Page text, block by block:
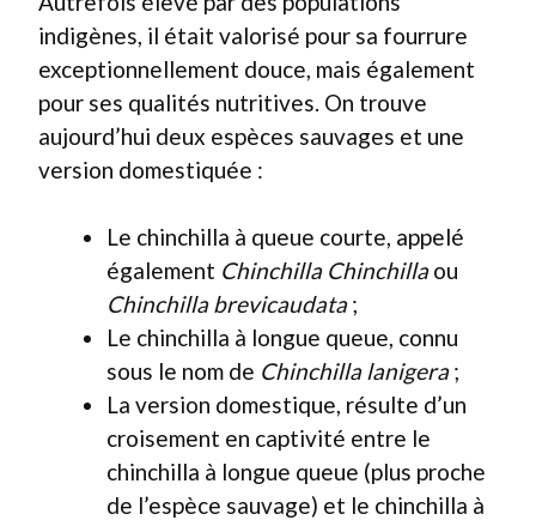
indigènes, il était valorisé pour sa fourrure
exceptionnellement douce, mais également
pour ses qualités nutritives. On trouve
aujourd’hui deux espèces sauvages et une
version domestiquée :
Le chinchilla à queue courte, appelé
également Chinchilla Chinchillaou
Chinchilla brevicaudata;
Le chinchilla à longue queue, connu
sous le nom de Chinchilla lanigera;
La version domestique, résulte d’un
croisement en captivité entre le
chinchilla à longue queue (plus proche
de l’espèce sauvage) et le chinchilla à